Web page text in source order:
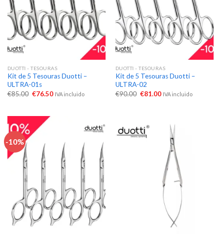
DUOTTI - TESOURAS
Kit de 5 Tesouras Duotti –
ULTRA-01s
€85.00 €76.50 IVA incluido
DUOTTI - TESOURAS
Kit de 5 Tesouras Duotti –
ULTRA-02
€90.00 €81.00 IVA incluido
-10%